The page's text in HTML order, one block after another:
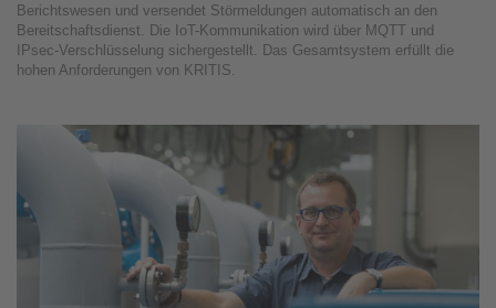
Berichtswesen und versendet Störmeldungen automatisch an den
Bereitschaftsdienst. Die IoT-Kommunikation wird über MQTT und
IPsec-Verschlüsselung sichergestellt. Das Gesamtsystem erfüllt die
hohen Anforderungen von KRITIS.